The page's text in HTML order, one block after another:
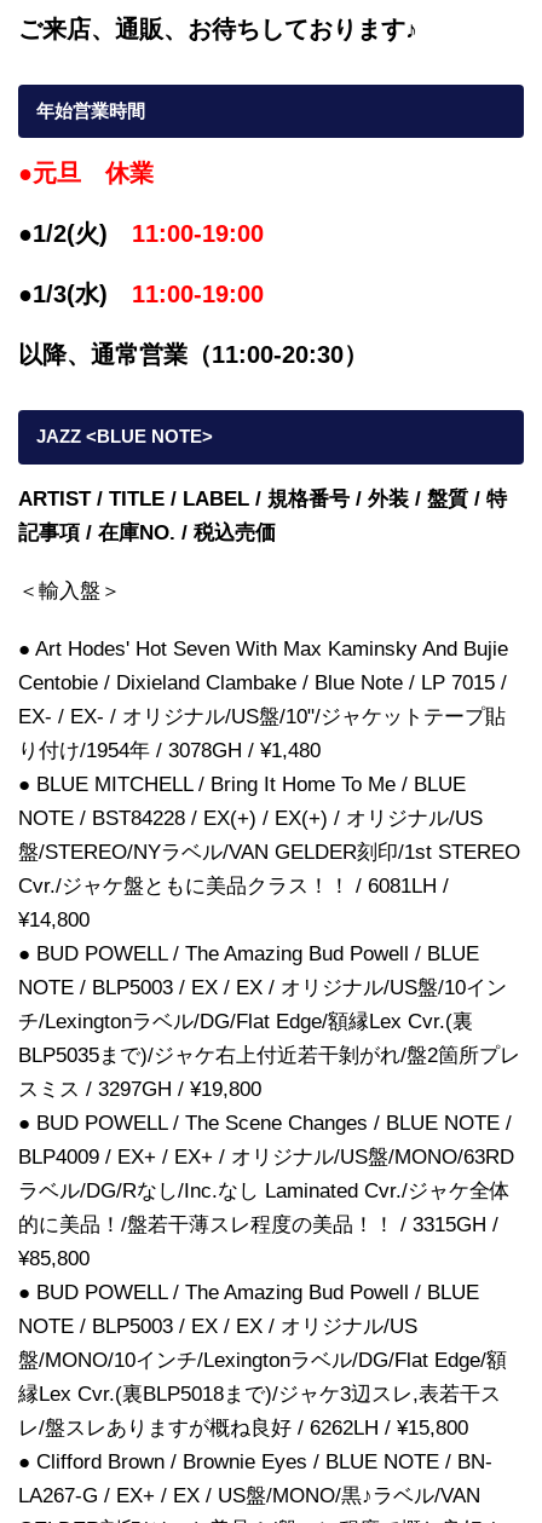
ご来店、通販、お待ちしております♪
年始営業時間
●元旦 休業
●1/2(火) 11:00-19:00
●1/3(水) 11:00-19:00
以降、通常営業（11:00-20:30）
JAZZ <BLUE NOTE>
ARTIST / TITLE / LABEL / 規格番号 / 外装 / 盤質 / 特
記事項 / 在庫NO. / 税込売価
＜輸入盤＞
● Art Hodes' Hot Seven With Max Kaminsky And Bujie
Centobie / Dixieland Clambake / Blue Note / LP 7015 /
EX- / EX- / オリジナル/US盤/10"/ジャケットテープ貼
り付け/1954年 / 3078GH / ¥1,480
● BLUE MITCHELL / Bring It Home To Me / BLUE
NOTE / BST84228 / EX(+) / EX(+) / オリジナル/US
盤/STEREO/NYラベル/VAN GELDER刻印/1st STEREO
Cvr./ジャケ盤ともに美品クラス！！ / 6081LH /
¥14,800
● BUD POWELL / The Amazing Bud Powell / BLUE
NOTE / BLP5003 / EX / EX / オリジナル/US盤/10イン
チ/Lexingtonラベル/DG/Flat Edge/額縁Lex Cvr.(裏
BLP5035まで)/ジャケ右上付近若干剝がれ/盤2箇所プレ
スミス / 3297GH / ¥19,800
● BUD POWELL / The Scene Changes / BLUE NOTE /
BLP4009 / EX+ / EX+ / オリジナル/US盤/MONO/63RD
ラベル/DG/Rなし/Inc.なし Laminated Cvr./ジャケ全体
的に美品！/盤若干薄スレ程度の美品！！ / 3315GH /
¥85,800
● BUD POWELL / The Amazing Bud Powell / BLUE
NOTE / BLP5003 / EX / EX / オリジナル/US
盤/MONO/10インチ/Lexingtonラベル/DG/Flat Edge/額
縁Lex Cvr.(裏BLP5018まで)/ジャケ3辺スレ,表若干ス
レ/盤スレありますが概ね良好 / 6262LH / ¥15,800
● Clifford Brown / Brownie Eyes / BLUE NOTE / BN-
LA267-G / EX+ / EX / US盤/MONO/黒♪ラベル/VAN